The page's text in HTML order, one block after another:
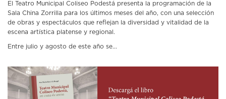
El Teatro Municipal Coliseo Podestá presenta la programación de la
Sala China Zorrilla para los últimos meses del año, con una selección
de obras y espectáculos que reflejan la diversidad y vitalidad de la
escena artística platense y regional.
Entre julio y agosto de este año se...